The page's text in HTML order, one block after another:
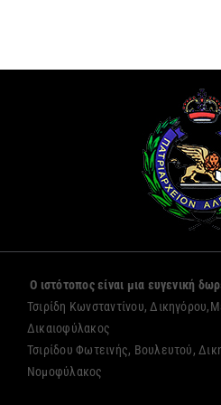
Ο ιστότοπος είναι μια ευγενική
Τσιρίδη Κωνσταντίνου,
Δικαιοφύλακος
Τσιρίδου Φωτεινής, Βουλευτού,
Νομοφύλακος